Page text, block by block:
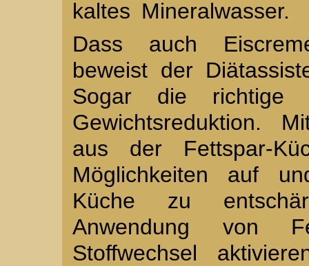
kaltes Mineralwasser.
Dass auch
beweist der
Sogar die richtige
Gewichtsreduktion.
aus der Fettspar-
Möglichkeiten auf
Küche zu
Anwendung von
Stoffwechsel